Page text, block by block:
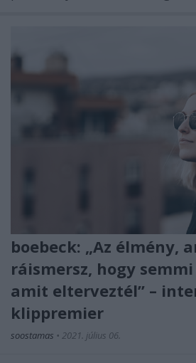
boebeck: „Az élmény,
ráismersz, hogy
amit elterveztél” –
klippremier
soostamas • 2021. július 06.